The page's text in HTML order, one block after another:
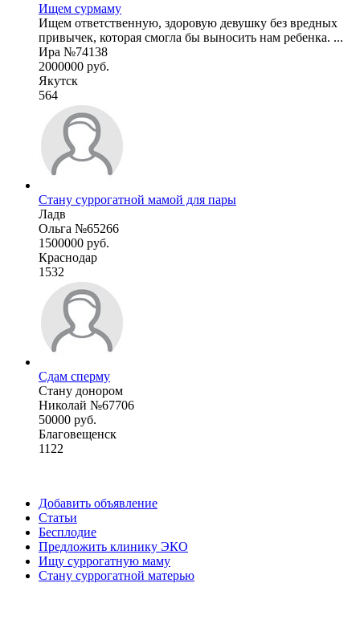
Ищем сурмаму
Ищем ответственную, здоровую девушку без вредных
привычек, которая смогла бы выносить нам ребенка. ...
Ира №74138
2000000 руб.
Якутск
564
Стану суррогатной мамой для пары
Ладв
Ольга №65266
1500000 руб.
Краснодар
1532
Сдам сперму
Стану донором
Николай №67706
50000 руб.
Благовещенск
1122
Добавить объявление
Статьи
Бесплодие
Предложить клинику ЭКО
Ищу суррогатную маму
Стану суррогатной матерью